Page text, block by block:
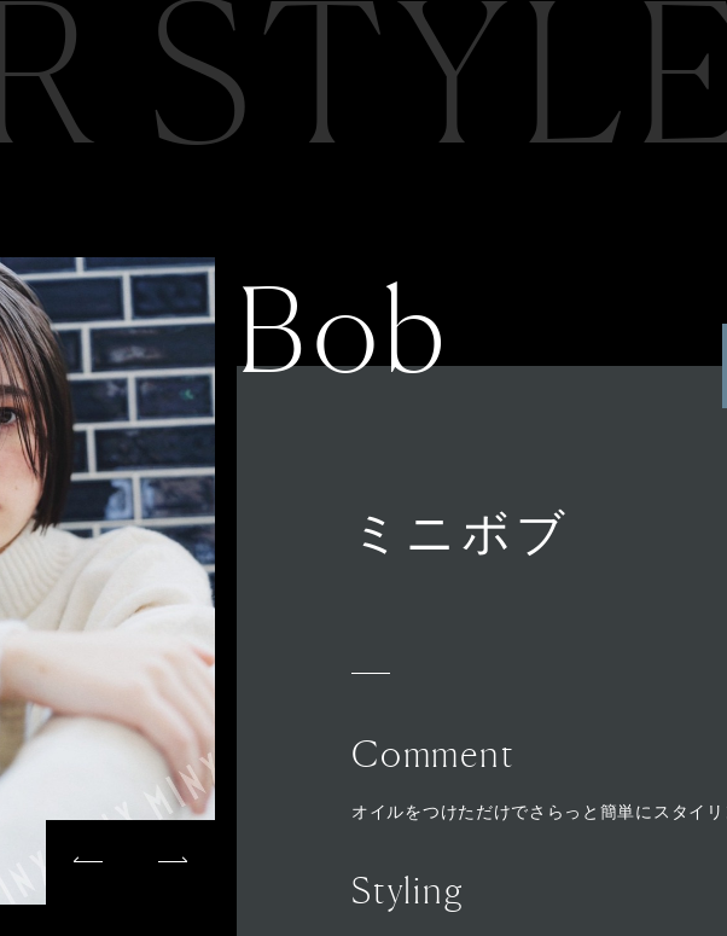
Bob
ミニボブ
Comment
オイルをつけただけでさらっと簡単にスタイ
Styling